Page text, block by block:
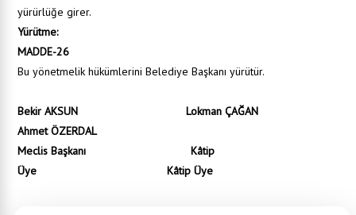
yürürlüğe girer.
Yürütme:
MADDE-26
Bu yönetmelik hükümlerini Belediye Başkanı yürütür.
Bekir AKSUN Lokman ÇAĞAN
Ahmet ÖZERDAL
Meclis Başkanı Kâtip
Üye Kâtip Üye